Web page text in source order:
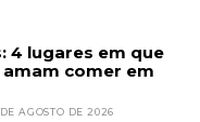
4 lugares em que
comer em
AGOSTO DE 2026